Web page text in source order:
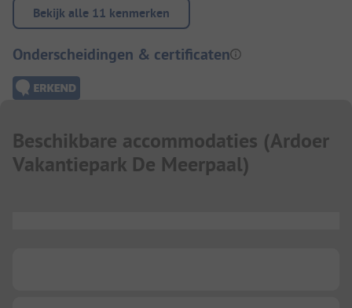
Bekijk alle 11 kenmerken
Onderscheidingen & certificaten
Beschikbare accommodaties (Ardoer
Vakantiepark De Meerpaal)